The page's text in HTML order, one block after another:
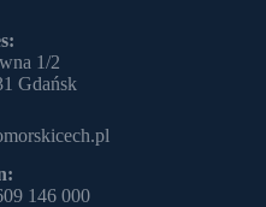
1/2
Gdańsk
146 000